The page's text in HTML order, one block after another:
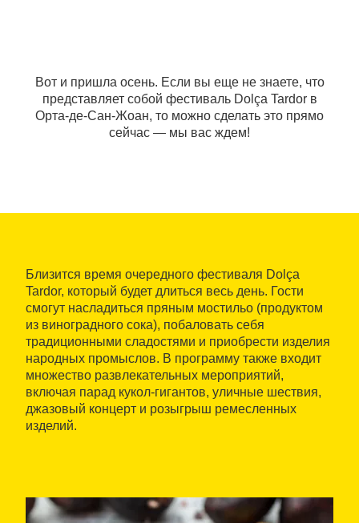
Вот и пришла осень. Если вы еще не знаете, что
представляет собой фестиваль Dolça Tardor в
Орта-де-Сан-Жоан, то можно сделать это прямо
сейчас — мы вас ждем!
Близится время очередного фестиваля Dolça
Tardor, который будет длиться весь день. Гости
смогут насладиться пряным мостильо (продуктом
из виноградного сока), побаловать себя
традиционными сладостями и приобрести изделия
народных промыслов. В программу также входит
множество развлекательных мероприятий,
включая парад кукол-гигантов, уличные шествия,
джазовый концерт и розыгрыш ремесленных
изделий.